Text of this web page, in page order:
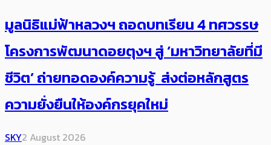
มูลนิธิแม่ฟ้าหลวงฯ ถอดบทเรียน 4 ทศวรรษ
โครงการพัฒนาดอยตุงฯ สู่ ‘มหาวิทยาลัยที่มี
ชีวิต’ ถ่ายทอดองค์ความรู้ ส่งต่อหลักสูตร
ความยั่งยืนให้องค์กรยุคใหม่
SKY2 August 2026